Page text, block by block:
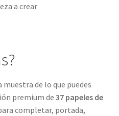
a crear
de lo que puedes
premium de 37 papeles de
completar, portada,